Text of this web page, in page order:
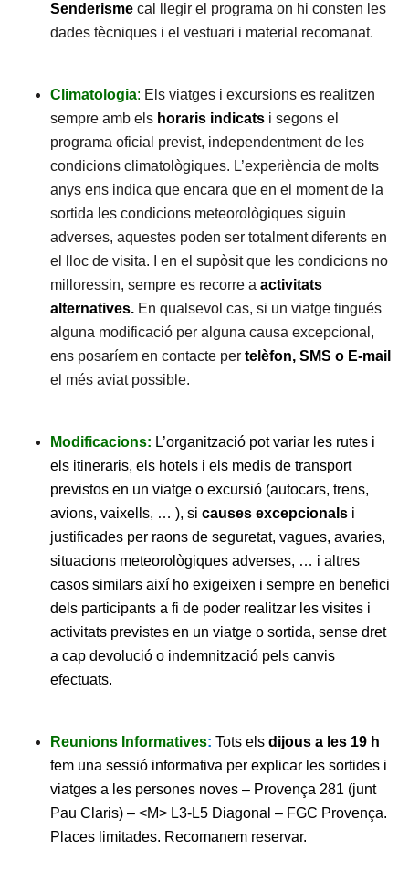
Senderisme cal llegir el programa on hi consten les
dades tècniques i el vestuari i material recomanat.
Climatologia: Els viatges i excursions es realitzen
sempre amb els horaris indicats i segons el
programa oficial previst, independentment de les
condicions climatològiques. L’experiència de molts
anys ens indica que encara que en el moment de la
sortida les condicions meteorològiques siguin
adverses, aquestes poden ser totalment diferents en
el lloc de visita. I en el supòsit que les condicions no
milloressin, sempre es recorre a activitats
alternatives. En qualsevol cas, si un viatge tingués
alguna modificació per alguna causa excepcional,
ens posaríem en contacte per telèfon, SMS o E-mail
el més aviat possible.
Modificacions: L’organització pot variar les rutes i
els itineraris, els hotels i els medis de transport
previstos en un viatge o excursió (autocars, trens,
avions, vaixells, … ), si causes excepcionals i
justificades per raons de seguretat, vagues, avaries,
situacions meteorològiques adverses, … i altres
casos similars així ho exigeixen i sempre en benefici
dels participants a fi de poder realitzar les visites i
activitats previstes en un viatge o sortida, sense dret
a cap devolució o indemnització pels canvis
efectuats.
Reunions Informatives: Tots els dijous a les 19 h
fem una sessió informativa per explicar les sortides i
viatges a les persones noves – Provença 281 (junt
Pau Claris) – <M> L3-L5 Diagonal – FGC Provença.
Places limitades. Recomanem reservar.